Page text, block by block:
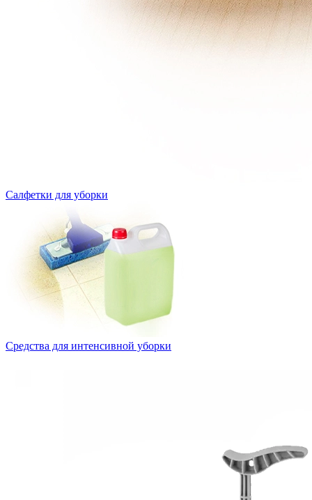
Салфетки для уборки
Средства для интенсивной уборки